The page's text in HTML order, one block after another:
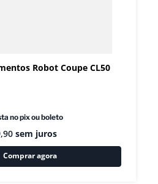
Robot Coupe CL50
no pix ou boleto
,90 sem juros
Comprar agora